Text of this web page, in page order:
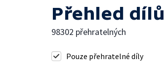
Přehled dílů
98302 přehratelných
Pouze přehratelné díly